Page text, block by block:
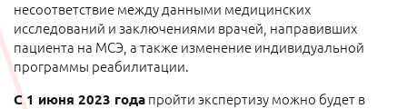
несоответствие между данными медицинских
исследований и заключениями врачей, направивших
пациента на МСЭ, а также изменение индивидуальной
программы реабилитации.
С 1 июня 2023 года пройти экспертизу можно будет в